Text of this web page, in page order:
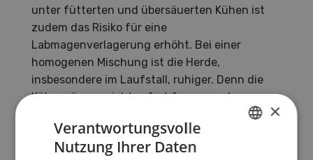
unter fütterten und übersäuerten Kühen ist
zudem das Risiko für eine
Labmagenverlagerung erhöht. Bei einer
homogenen Mischung ist die Herde,
insbesondere im Laufstall, ruhiger. Denn die
Kühe müssen nicht sofort fressen gehen,
wenn frisches Futter vor gelegt wird. Ist die
Mischung homogen, ist sie zu jeder Zeit gleich
schmackhaft.
×
Verantwortungsvolle
Nutzung Ihrer Daten